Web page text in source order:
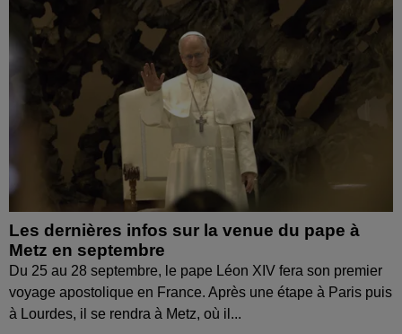
Les dernières infos sur la venue du pape à
Metz en septembre
Du 25 au 28 septembre, le pape Léon XIV fera son premier
voyage apostolique en France. Après une étape à Paris puis
à Lourdes, il se rendra à Metz, où il...